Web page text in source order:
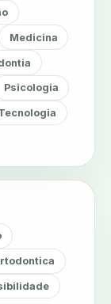
Medicina
Psicologia